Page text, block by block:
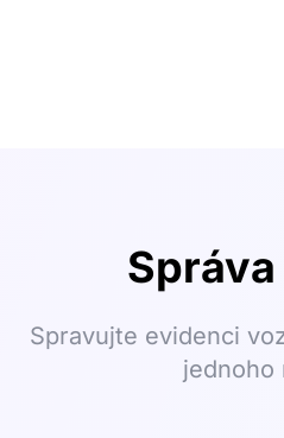
Spravujte evidenci
jednoho